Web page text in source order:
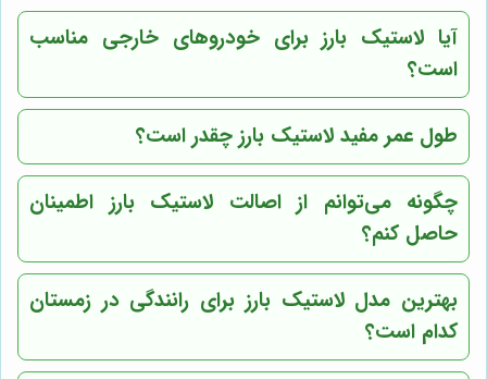
آیا لاستیک بارز برای خودروهای خارجی مناسب
است؟
طول عمر مفید لاستیک بارز چقدر است؟
چگونه می‌توانم از اصالت لاستیک بارز اطمینان
حاصل کنم؟
بهترین مدل لاستیک بارز برای رانندگی در زمستان
کدام است؟